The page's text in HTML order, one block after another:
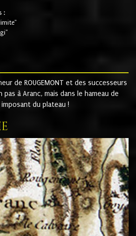
:
de ROUGEMONT et des successeurs
à Aranc, mais dans le hameau de
du plateau !